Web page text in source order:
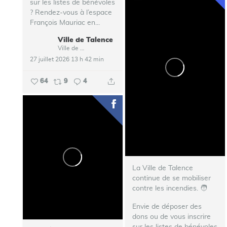
sur les listes de bénévoles
? Rendez-vous à l’espace
François Mauriac en...
Ville de Talence
27 juillet 2026 13 h 42 min
64 9 4
La Ville de Talence
continue de se mobiliser
contre les incendies. ‍🧑‍
Envie de déposer des
dons ou de vous inscrire